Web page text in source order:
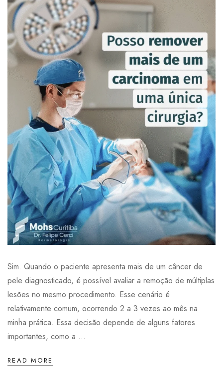
Sim. Quando o paciente apresenta mais de um câncer de
pele diagnosticado, é possível avaliar a remoção de múltiplas
lesões no mesmo procedimento. Esse cenário é
relativamente comum, ocorrendo 2 a 3 vezes ao mês na
minha prática. Essa decisão depende de alguns fatores
importantes, como a ...
READ MORE